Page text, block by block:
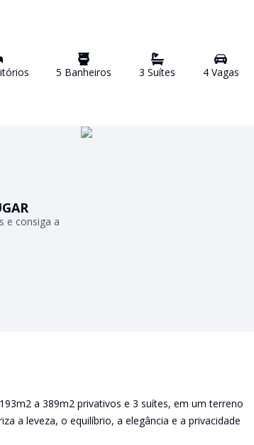
s 5 Banheiros 3 Suítes 4Vagas
e consiga a
a 389m2 privativos e 3 suítes, em um terreno
a leveza, o equilíbrio, a elegância e a privacidade